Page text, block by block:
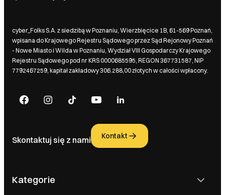
cyber_Folks S.A. z siedzibą w Poznaniu, Wierzbięcice 1B, 61-569 Poznań,
wpisana do Krajowego Rejestru Sądowego przez Sąd Rejonowy Poznań
- Nowe Miasto i Wilda w Poznaniu, Wydział VIII Gospodarczy Krajowego
Rejestru Sądowego pod nr KRS 0000685595, REGON 367731587, NIP
7792467259, kapitał zakładowy 306.288,00 złotych w całości wpłacony.
Skontaktuj się z nami Kontakt
Kategorie